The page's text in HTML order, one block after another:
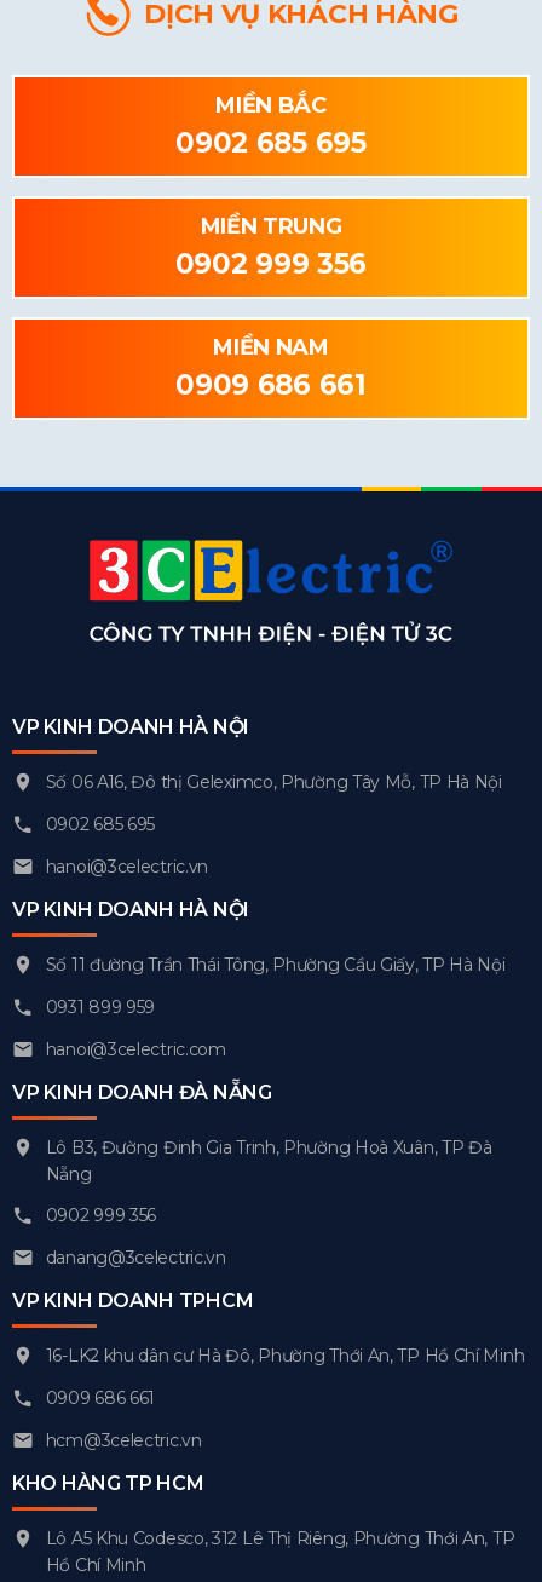
DỊCH VỤ KHÁCH HÀNG
MIỀN BẮC
0902 685 695
MIỀN TRUNG
0902 999 356
MIỀN NAM
0909 686 661
VP KINH DOANH HÀ NỘI
Số 06 A16, Đô thị Geleximco, Phường Tây Mỗ, TP Hà Nội
0902 685 695
hanoi@3celectric.vn
VP KINH DOANH HÀ NỘI
Số 11 đường Trần Thái Tông, Phường Cầu Giấy, TP Hà Nội
0931 899 959
hanoi@3celectric.com
VP KINH DOANH ĐÀ NẴNG
Lô B3, Đường Đinh Gia Trinh, Phường Hoà Xuân, TP Đà
Nẵng
0902 999 356
danang@3celectric.vn
VP KINH DOANH TPHCM
16-LK2 khu dân cư Hà Đô, Phường Thới An, TP Hồ Chí Minh
0909 686 661
hcm@3celectric.vn
KHO HÀNG TP HCM
Lô A5 Khu Codesco, 312 Lê Thị Riêng, Phường Thới An, TP
Hồ Chí Minh